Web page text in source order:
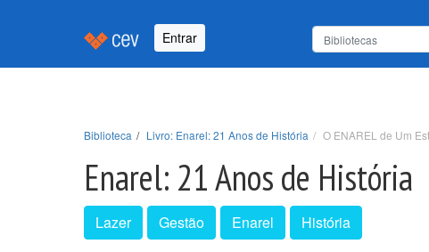
Entrar
Biblioteca Livro: Enarel: 21 Anos de História O ENAREL de Um
Enarel: 21 Anos de História
Lazer Gestão Enarel História